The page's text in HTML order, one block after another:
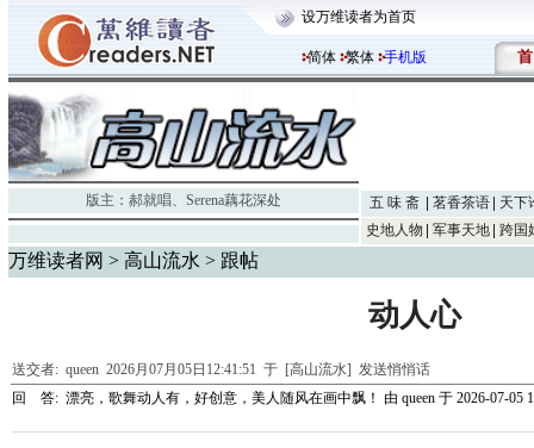
设万维读者为首页
简体 繁体 手机版 首
版主： 郝就唱、 Serena藕花深处 五 味 斋 茗香茶语
天下
史地人物
军事天地 跨国
万维读者网 > 高山流水 > 跟帖
动人心
送交者: queen 2026月07月05日12:41:51 于 [高山流水] 发送悄悄话
回 答: 漂亮，歌舞动人有，好创意，美人随风在画中飘！ 由 queen 于 2026-07-05